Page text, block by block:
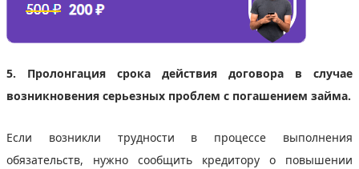
5. Пролонгация срока действия договора в случае
возникновения серьезных проблем с погашением займа.
Если возникли трудности в процессе выполнения
обязательств, нужно сообщить кредитору о повышении